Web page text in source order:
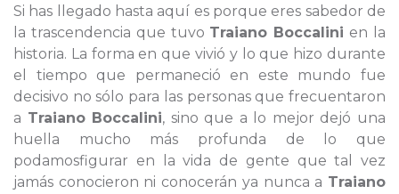
Si has llegado hasta aquí es porque eres sabedor de
la trascendencia que tuvo Traiano Boccalini en la
historia. La forma en que vivió y lo que hizo durante
el tiempo que permaneció en este mundo fue
decisivo no sólo para las personas que frecuentaron
a Traiano Boccalini, sino que a lo mejor dejó una
huella mucho más profunda de lo que
podamosfigurar en la vida de gente que tal vez
jamás conocieron ni conocerán ya nunca a Traiano